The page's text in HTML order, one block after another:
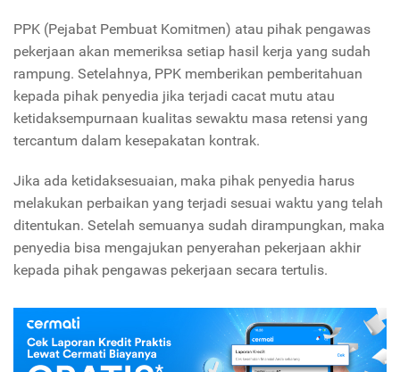
PPK (Pejabat Pembuat Komitmen) atau pihak pengawas
pekerjaan akan memeriksa setiap hasil kerja yang sudah
rampung. Setelahnya, PPK memberikan pemberitahuan
kepada pihak penyedia jika terjadi cacat mutu atau
ketidaksempurnaan kualitas sewaktu masa retensi yang
tercantum dalam kesepakatan kontrak.
Jika ada ketidaksesuaian, maka pihak penyedia harus
melakukan perbaikan yang terjadi sesuai waktu yang telah
ditentukan. Setelah semuanya sudah dirampungkan, maka
penyedia bisa mengajukan penyerahan pekerjaan akhir
kepada pihak pengawas pekerjaan secara tertulis.